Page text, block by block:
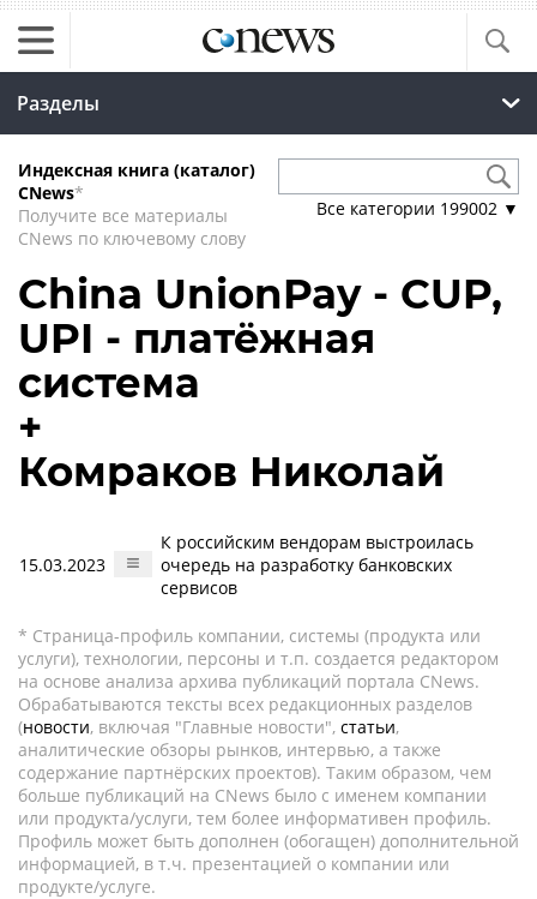
Разделы
Индексная книга (каталог)
CNews*
Получите все материалы
CNews по ключевому слову
Все категории 199002 ▼
China UnionPay - CUP,
UPI - платёжная
система
+
Комраков Николай
15.03.2023
К российским вендорам выстроилась
очередь на разработку банковских
сервисов
* Страница-профиль компании, системы (продукта или
услуги), технологии, персоны и т.п. создается редактором
на основе анализа архива публикаций портала CNews.
Обрабатываются тексты всех редакционных разделов
(новости, включая "Главные новости", статьи,
аналитические обзоры рынков, интервью, а также
содержание партнёрских проектов). Таким образом, чем
больше публикаций на CNews было с именем компании
или продукта/услуги, тем более информативен профиль.
Профиль может быть дополнен (обогащен) дополнительной
информацией, в т.ч. презентацией о компании или
продукте/услуге.